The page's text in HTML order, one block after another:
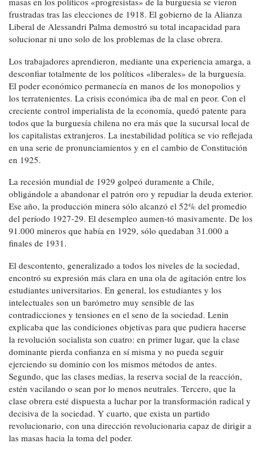
frustradas tras las elecciones de 1918. El gobierno de la Alianza
Liberal de Alessandri Palma demostró su total incapacidad para
solucionar ni uno solo de los problemas de la clase obrera.
Los trabajadores aprendieron, mediante una experiencia amarga, a
desconfiar totalmente de los políticos «liberales» de la burguesía.
El poder económico permanecía en manos de los monopolios y
los terratenientes. La crisis económica iba de mal en peor. Con el
creciente control imperialista de la economía, quedó patente para
todos que la burguesía chilena no era más que la sucursal local de
los capitalistas extranjeros. La inestabilidad política se vio reflejada
en una serie de pronunciamientos y en el cambio de Constitución
en 1925.
La recesión mundial de 1929 golpeó duramente a Chile,
obligándole a abandonar el patrón oro y repudiar la deuda exterior.
Ese año, la producción minera sólo alcanzó el 52% del promedio
del período 1927-29. El desempleo aumen-tó masivamente. De los
91.000 mineros que había en 1929, sólo quedaban 31.000 a
finales de 1931.
El descontento, generalizado a todos los niveles de la sociedad,
encontró su expresión más clara en una ola de agitación entre los
estudiantes universitarios. En general, los estudiantes y los
intelectuales son un barómetro muy sensible de las
contradicciones y tensiones en el seno de la sociedad. Lenin
explicaba que las condiciones objetivas para que pudiera hacerse
la revolución socialista son cuatro: en primer lugar, que la clase
dominante pierda confianza en sí misma y no pueda seguir
ejerciendo su dominio con los mismos métodos de antes.
Segundo, que las clases medias, la reserva social de la reacción,
estén vacilando o sean por lo menos neutrales. Tercero, que la
clase obrera esté dispuesta a luchar por la transformación radical y
decisiva de la sociedad. Y cuarto, que exista un partido
revolucionario, con una dirección revolucionaria capaz de dirigir a
las masas hacia la toma del poder.